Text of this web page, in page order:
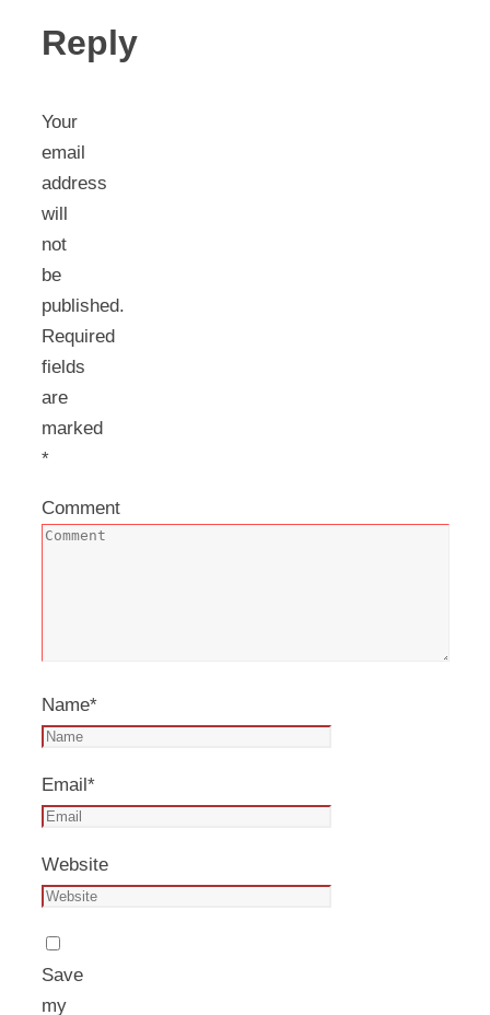
Reply
Your
email
address
will
not
be
published.
Required
fields
are
marked
*
Comment
Name*
Email *
Website
Save
my